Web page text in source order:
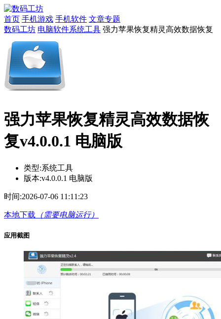
首页 手机游戏 手机软件 文章专题
数码工坊 电脑软件系统工具 强力苹果恢复精灵高效数据恢复
强力苹果恢复精灵高效数据恢
复v4.0.0.1 电脑版
类型:系统工具
版本:v4.0.0.1 电脑版
时间:2026-07-06 11:11:23
本地下载 （需要电脑运行）
应用截图